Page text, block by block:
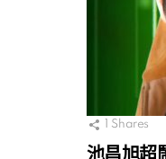
Shares